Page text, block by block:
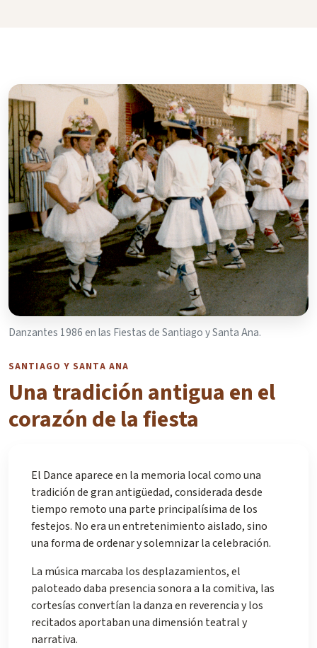
Danzantes 1986 en las Fiestas de Santiago y Santa Ana.
SANTIAGO Y SANTA ANA
Una tradición antigua en el
corazón de la fiesta
El Dance aparece en la memoria local como una
tradición de gran antigüedad, considerada desde
tiempo remoto una parte principalísima de los
festejos. No era un entretenimiento aislado, sino
una forma de ordenar y solemnizar la celebración.
La música marcaba los desplazamientos, el
paloteado daba presencia sonora a la comitiva, las
cortesías convertían la danza en reverencia y los
recitados aportaban una dimensión teatral y
narrativa.